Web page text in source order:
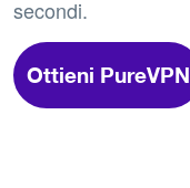
secondi.
Ottieni PureVPN